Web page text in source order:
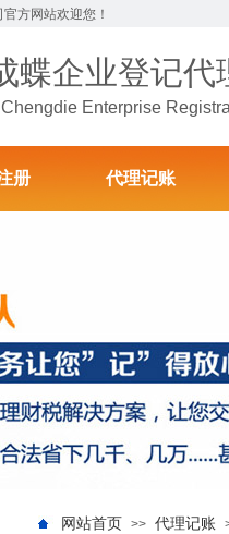
方网站欢迎您！
蝶企业登记代
Enterprise
册 代理记账
网站首页 >> 代理记账